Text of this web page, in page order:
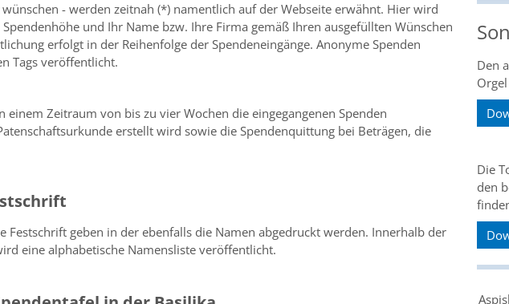
wünschen - werden zeitnah (*) namentlich auf der Webseite erwähnt. Hier wird
und Ihr Name bzw. Ihre Firma gemäß Ihren ausgefüllten Wünschen
erfolgt in der Reihenfolge der Spendeneingänge. Anonyme Spenden
Tags veröffentlicht.
einem Zeitraum von bis zu vier Wochen die eingegangenen Spenden
erstellt wird sowie die Spendenquittung bei Beträgen, die
Festschrift geben in der ebenfalls die Namen abgedruckt werden. Innerhalb der
eine alphabetische Namensliste veröffentlicht.
Den
Die
den